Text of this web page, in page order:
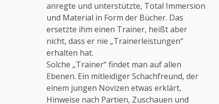
anregte und unterstützte, Total Immersion
und Material in Form der Bücher. Das
ersetzte ihm einen Trainer, heißt aber
nicht, dass er nie „Trainerleistungen“
erhalten hat.
Solche „Trainer“ findet man auf allen
Ebenen. Ein mitleidiger Schachfreund, der
einem jungen Novizen etwas erklärt,
Hinweise nach Partien, Zuschauen und